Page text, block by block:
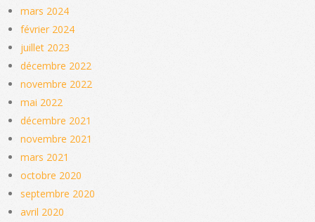
mars 2024
février 2024
juillet 2023
décembre 2022
novembre 2022
mai 2022
décembre 2021
novembre 2021
mars 2021
octobre 2020
septembre 2020
avril 2020